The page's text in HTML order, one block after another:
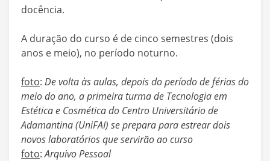
docência.
A duração do curso é de cinco semestres (dois
anos e meio), no período noturno.
foto: De volta às aulas, depois do período de férias do
meio do ano, a primeira turma de Tecnologia em
Estética e Cosmética do Centro Universitário de
Adamantina (UniFAI) se prepara para estrear dois
novos laboratórios que servirão ao curso
foto:Arquivo Pessoal